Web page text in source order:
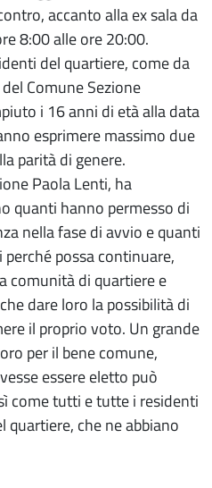
accanto alla ex sala da
8:00 alle ore 20:00.
del quartiere, come da
Comune Sezione
i 16 anni di età alla data
esprimere massimo due
parità di genere.
Paola Lenti, ha
quanti hanno permesso di
nella fase di avvio e quanti
possa continuare,
comunità di quartiere e
dare loro la possibilità di
il proprio voto. Un grande
per il bene comune,
essere eletto può
come tutti e tutte i residenti
quartiere, che ne abbiano